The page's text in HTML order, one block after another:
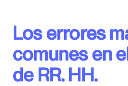
Los errores más
comunes en
de RR. HH.